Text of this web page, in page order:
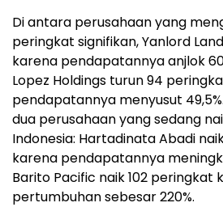
Di antara perusahaan yang
peringkat signifikan, Yanlord
karena pendapatannya anjlok
Lopez Holdings turun 94
pendapatannya menyusut
dua perusahaan yang sedang
Indonesia: Hartadinata Abadi
karena pendapatannya
Barito Pacific naik 102 peringkat
pertumbuhan sebesar 220%.